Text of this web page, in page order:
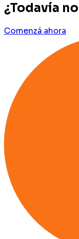
¿Todavía
Comenzá ahora